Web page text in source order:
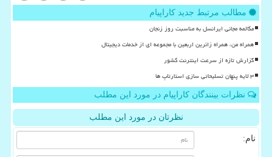
مطالب مرتبط جدید کاراپیام
مکالمه مجانی ایرانسل به مناسبت روز زنجان
همراه من، همراه زائرین اربعین با مجموعه ای از خدمات دیجیتال
گزارش تازه از سرعت اینترنت کشور
۳ لایه پنهان تسلیحاتی سازی استارتاپ ها
نظرات بینندگان کاراپیام در مورد این مطلب
نظرتان در مورد این مطلب
نام: